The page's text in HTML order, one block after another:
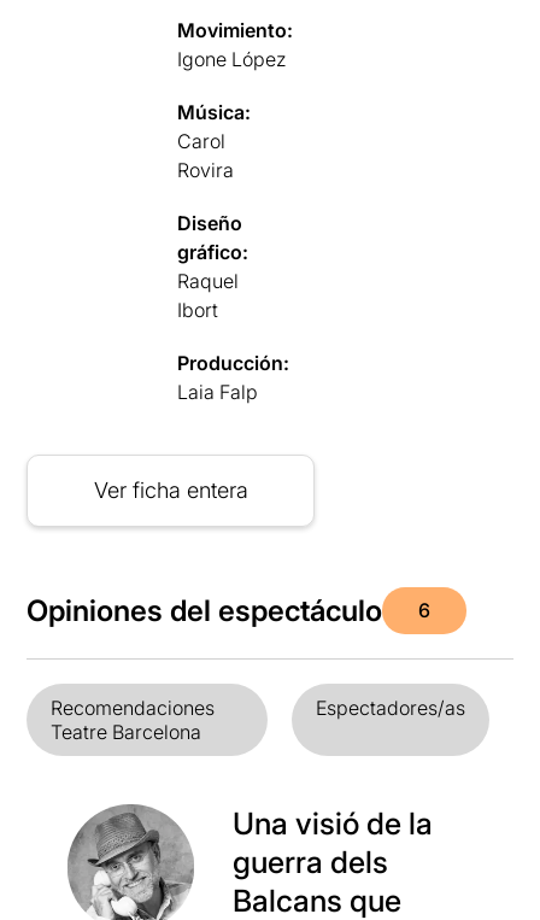
Movimiento:
Igone López
Música:
Carol
Rovira
Diseño
gráfico:
Raquel
Ibort
Producción:
Laia Falp
Ver ficha entera
Opiniones del espectáculo 6
Recomendaciones
Teatre Barcelona
Espectadores/as
Una visió de la
guerra dels
Balcans que